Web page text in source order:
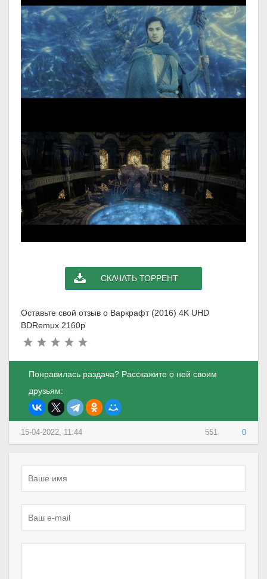
СКАЧАТЬ ТОРРЕНТ
Оставьте свой отзыв о Варкрафт (2016) 4K UHD
BDRemux 2160p
Понравилась раздача? Расскажите о ней своим
друзьям:
551 0
15-04-2022, 11:44